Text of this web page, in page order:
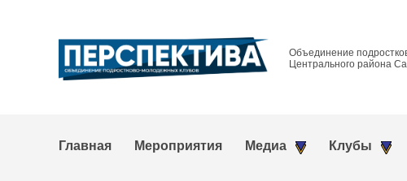
Объединение
Центрального района
Главная Мероприятия Медиа Клубы